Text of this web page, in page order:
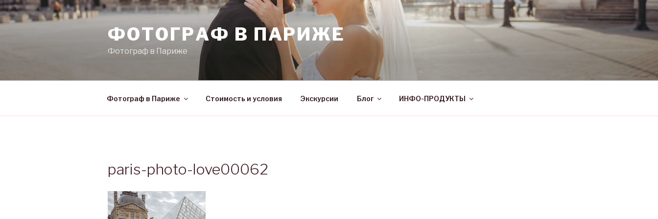
Skip
to
ФОТОГРАФ В ПАРИЖЕ
Фотограф в Париже
Фотограф в Париже Стоимость и условия Экскурсии Блог ИНФО-ПРОДУКТЫ
paris-photo-love00062